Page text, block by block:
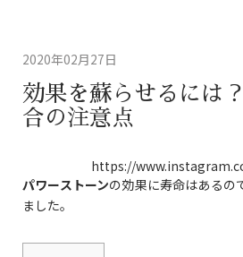
2020年02月27日
効果を蘇らせるには
合の注意点
https://
パワーストーンの効果に寿命はあるの
ました。